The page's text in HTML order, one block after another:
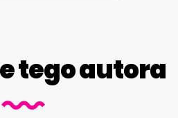
tego autora